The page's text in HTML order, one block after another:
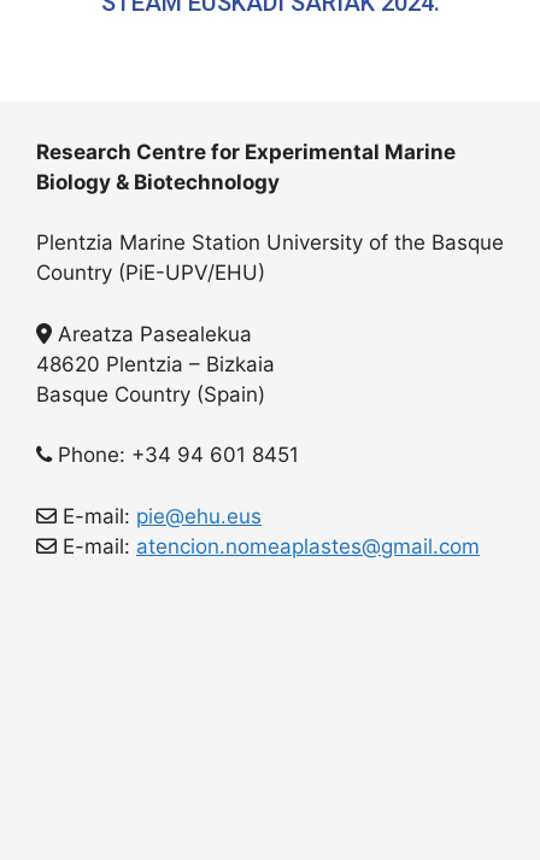
Research Centre for Experimental Marine
Biology & Biotechnology
Plentzia Marine Station University of the Basque
Country (PiE-UPV/EHU)
Areatza Pasealekua
48620 Plentzia – Bizkaia
Basque Country (Spain)
Phone: +34 94 601 8451
E-mail: pie@ehu.eus
E-mail: atencion.nomeaplastes@gmail.com